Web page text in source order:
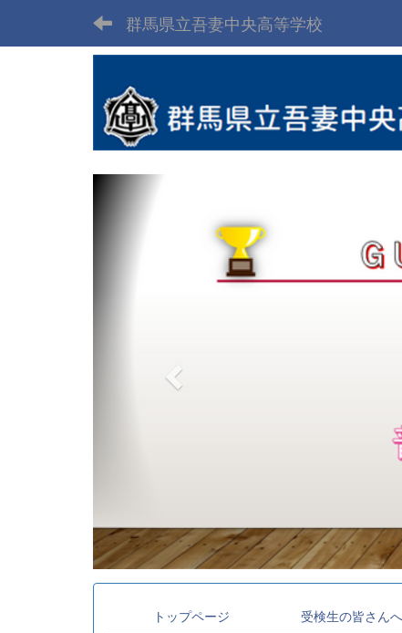
群馬県立吾妻中央高等学校
トップページ 受検生の皆さんへ